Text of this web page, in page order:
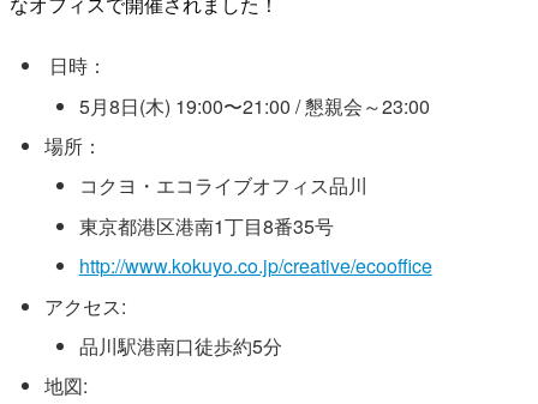
日時：
5月8日(木) 19:00〜21:00 / 懇親会～23:00
場所：
コクヨ・エコライブオフィス品川
東京都港区港南1丁目8番35号
http://www.kokuyo.co.jp/creative/ecooffice
アクセス:
品川駅港南口徒歩約5分
地図: